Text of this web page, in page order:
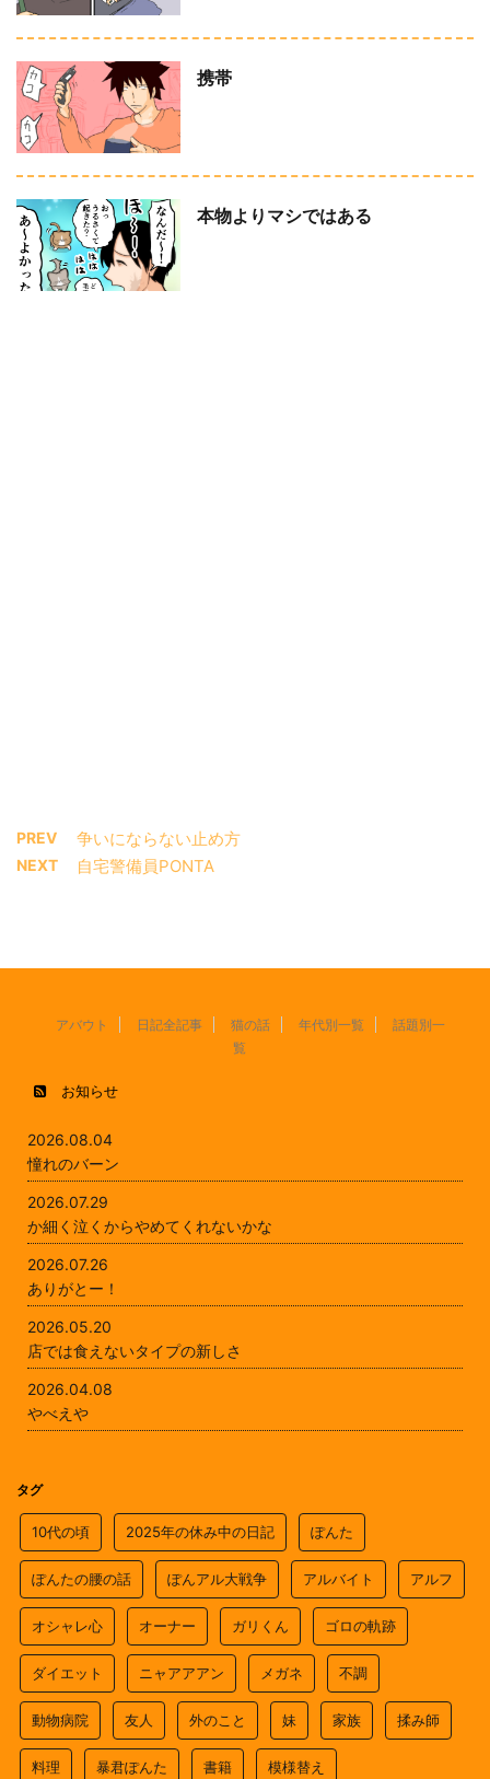
携帯
本物よりマシではある
PREV 争いにならない止め方
NEXT 自宅警備員PONTA
アバウト 日記全記事 猫の話 年代別一覧
話題別一
覧
お知らせ
2026.08.04
憧れのバーン
2026.07.29
か細く泣くからやめてくれないかな
2026.07.26
ありがとー！
2026.05.20
店では食えないタイプの新しさ
2026.04.08
やべえや
タグ
10代の頃 2025年の休み中の日記 ぽんた
ぽんたの腰の話 ぽんアル大戦争 アルバイト アルフ
オシャレ心 オーナー ガリくん ゴロの軌跡
ダイエット ニャアアアン メガネ 不調
動物病院 友人 外のこと 妹 家族 揉み師
料理 暴君ぽんた 書籍 模様替え